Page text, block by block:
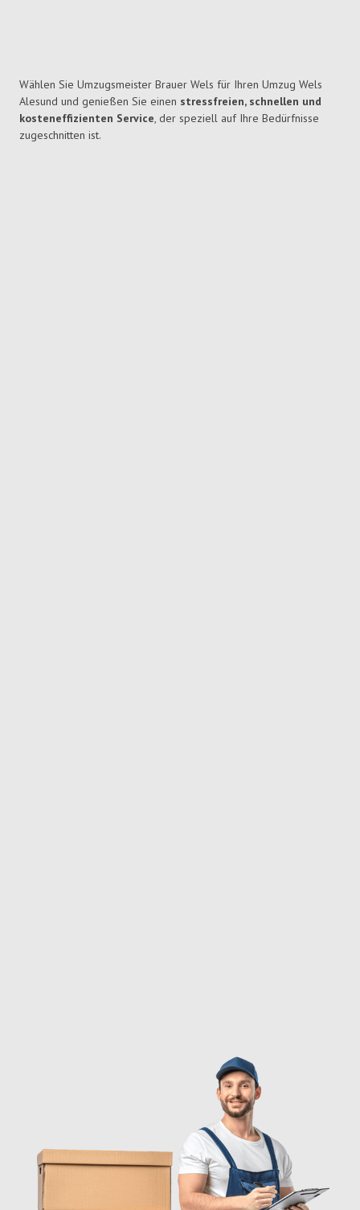
Wählen Sie Umzugsmeister Brauer Wels für Ihren Umzug Wels
Alesund und genießen Sie einen stressfreien, schnellen und
kosteneffizienten Service, der speziell auf Ihre Bedürfnisse
zugeschnitten ist.